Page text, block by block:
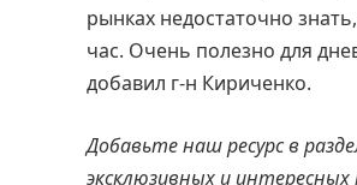
рынках недостаточно
час. Очень полезно для
добавил г-н Кириченко.
Добавьте наш ресурс в
эксклюзивных и